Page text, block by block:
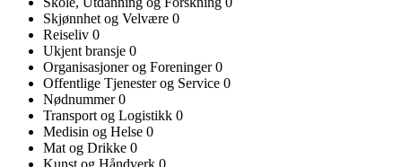
Skjønnhet og Velvære 0
Reiseliv 0
Ukjent bransje 0
Organisasjoner og Foreninger0
Offentlige Tjenester og Service 0
Nødnummer0
Transport og Logistikk 0
Medisin og Helse 0
Mat og Drikke 0
Kunst og Håndverk 0